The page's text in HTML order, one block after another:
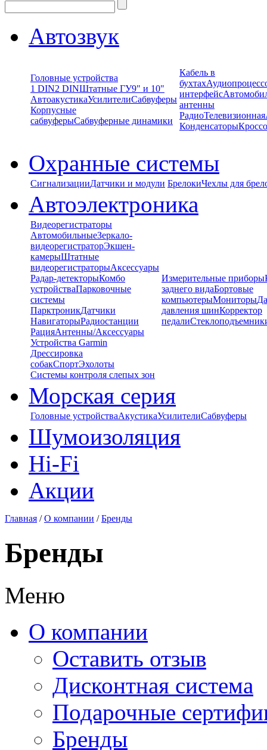
Автозвук
Головные устройства
1 DIN2 DINШтатные ГУ9" и 10"
АвтоакустикаУсилителиСабвуферы
Корпусные
сабвуферыСабвуферные динамики
Кабель в
бухтах
интерфейс
антенны
РадиоТелевизионная
Конденсаторы
Охранные системы
СигнализацииДатчики и модули БрелокиЧехлы для
Автоэлектроника
Видеорегистраторы
АвтомобильныеЗеркало-
видеорегистраторЭкшен-
камерыШтатные
видеорегистраторыАксессуары
Радар-детекторыКомбо
устройстваПарковочные
системы
ПарктроникДатчики
НавигаторыРадиостанции
РацияАнтенны/Аксессуары
Устройства Garmin
Дрессировка
собакСпортЭхолоты
Системы контроля слепых зон
Измерительные приборы
заднего видаБортовые
компьютерыМониторы
давления шинКорректор
педали
Морская серия
Головные устройстваАкустикаУсилителиСабвуферы
Шумоизоляция
Hi-Fi
Акции
Главная /О компании /Бренды
Бренды
Меню
О компании
Оставить отзыв
Дисконтная система
Подарочные
Бренды